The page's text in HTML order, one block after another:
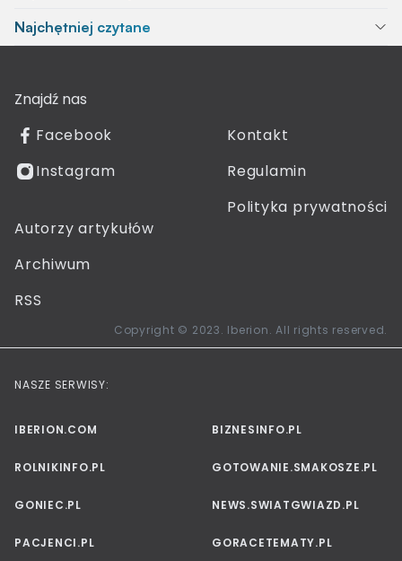
Najchętniej czytane
Znajdź nas
Facebook
Instagram
Kontakt
Regulamin
Polityka prywatności
Autorzy artykułów
Archiwum
RSS
Copyright © 2023. Iberion. All rights reserved.
NASZE SERWISY:
IBERION.COM BIZNESINFO.PL
ROLNIKINFO.PL GOTOWANIE.SMAKOSZE.PL
GONIEC.PL NEWS.SWIATGWIAZD.PL
PACJENCI.PL GORACETEMATY.PL